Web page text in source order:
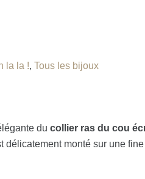
la la !, Tous les bijoux
du collier ras du cou
délicatement monté sur une